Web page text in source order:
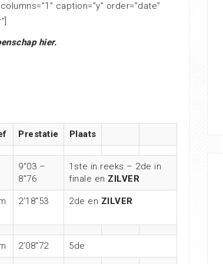
caption=”y” order=”date”
hier.
Prestatie Plaats
9″03 –
8″76
1ste in reeks – 2de in
finale en ZILVER
2’18″53 2de en ZILVER
2’08″72 5de